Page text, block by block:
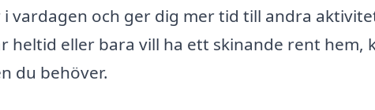
vardagen och ger dig mer tid till andra
heltid eller bara vill ha ett skinande rent hem,
du behöver.